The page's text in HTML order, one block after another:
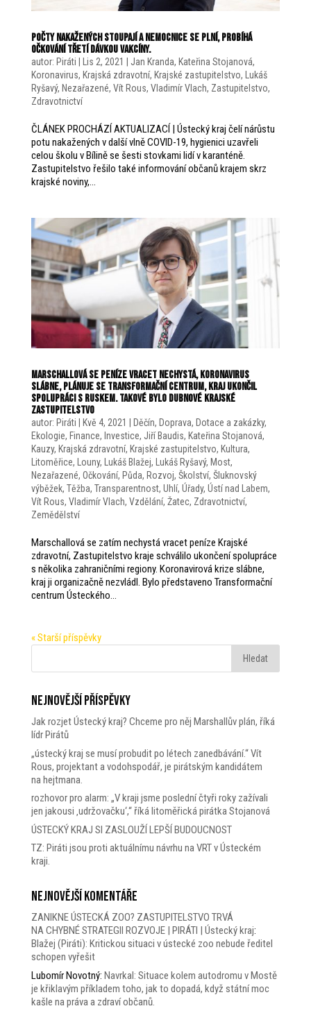
Počty nakažených stoupají a nemocnice se plní, probíhá
očkování třetí dávkou vakcíny.
autor: Piráti Lis 2, 2021 Jan Kranda, Kateřina Stojanová,
Koronavirus, Krajská zdravotní, Krajské zastupitelstvo, Lukáš
Ryšavý, Nezařazené, Vít Rous, Vladimír Vlach, Zastupitelstvo,
Zdravotnictví
ČLÁNEK PROCHÁZÍ AKTUALIZACÍ | Ústecký kraj čelí nárůstu
potu nakažených v další vlně COVID-19, hygienici uzavřeli
celou školu v Bílině se šesti stovkami lidí v karanténě.
Zastupitelstvo řešilo také informování občanů krajem skrz
krajské noviny,...
Marschallová se peníze vracet nechystá, koronavirus
slábne, plánuje se Transformační centrum, kraj ukončil
spolupráci s Ruskem. Takové bylo dubnové krajské
zastupitelstvo
autor: Piráti Kvě 4, 2021 Děčín, Doprava, Dotace a zakázky,
Ekologie, Finance, Investice, Jiří Baudis, Kateřina Stojanová,
Kauzy, Krajská zdravotní, Krajské zastupitelstvo, Kultura,
Litoměřice, Louny, Lukáš Blažej, Lukáš Ryšavý, Most,
Nezařazené, Očkování, Půda, Rozvoj, Školství, Šluknovský
výběžek, Těžba, Transparentnost, Uhlí, Úřady, Ústí nad Labem,
Vít Rous, Vladimír Vlach, Vzdělání, Žatec, Zdravotnictví,
Zemědělství
Marschallová se zatím nechystá vracet peníze Krajské
zdravotní, Zastupitelstvo kraje schválilo ukončení spolupráce
s několika zahraničními regiony. Koronavirová krize slábne,
kraj ji organizačně nezvládl. Bylo představeno Transformační
centrum Ústeckého...
« Starší příspěvky
Nejnovější příspěvky
Jak rozjet Ústecký kraj? Chceme pro něj Marshallův plán, říká
lídr Pirátů
„ústecký kraj se musí probudit po létech zanedbávání.“ Vít
Rous, projektant a vodohspodář, je pirátským kandidátem
na hejtmana.
rozhovor pro alarm: „V kraji jsme poslední čtyři roky zažívali
jen jakousi ‚udržovačku‘,“ říká litoměřická pirátka Stojanová
ÚSTECKÝ KRAJ SI ZASLOUŽÍ LEPŠÍ BUDOUCNOST
TZ: Piráti jsou proti aktuálnímu návrhu na VRT v Ústeckém
kraji.
Nejnovější komentáře
ZANIKNE ÚSTECKÁ ZOO? ZASTUPITELSTVO TRVÁ
NA CHYBNÉ STRATEGII ROZVOJE | PIRÁTI | Ústecký kraj:
Blažej (Piráti): Kritickou situaci v ústecké zoo nebude ředitel
schopen vyřešit
Lubomír Novotný: Navrkal: Situace kolem autodromu v Mostě
je křiklavým příkladem toho, jak to dopadá, když státní moc
kašle na práva a zdraví občanů.